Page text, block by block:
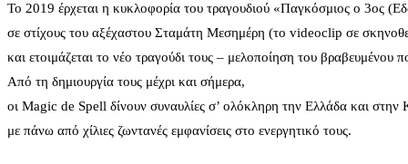
Το 2019 έρχεται η κυκλοφορία του τραγουδιού «Παγκόσμιος ο 3ος
σε στίχους του αξέχαστου Σταμάτη Μεσημέρη (το videoclip σε
και ετοιμάζεται το νέο τραγούδι τους – μελοποίηση του
Από τη δημιουργία τους μέχρι και σήμερα,
οι Magic de Spell δίνουν συναυλίες σ’ ολόκληρη την Ελλάδα και στην
με πάνω από χίλιες ζωντανές εμφανίσεις στο ενεργητικό τους.